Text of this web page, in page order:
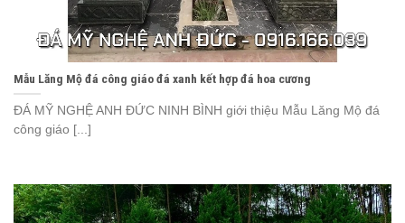
Mẫu Lăng Mộ đá công giáo đá xanh kết hợp đá hoa cương
ĐÁ MỸ NGHỆ ANH ĐỨC NINH BÌNH giới thiệu Mẫu Lăng Mộ đá
công giáo [...]